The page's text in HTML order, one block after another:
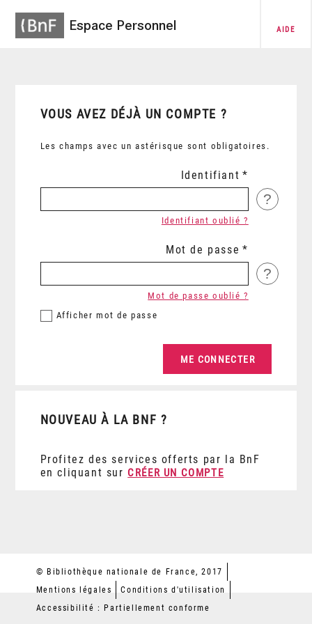
Espace Personnel AIDE
VOUS AVEZ DÉJÀ UN COMPTE ?
Les champs avec un astérisque sont obligatoires.
Identifiant
?
Identifiant oublié ?
Mot de passe
?
Afficher mot de passe
Mot de passe oublié ?
NOUVEAU À LA BNF ?
Profitez des services offerts par la BnF
en cliquant sur CRÉER UN COMPTE
© Bibliothèque nationale de France, 2017
Mentions légales
Conditions d'utilisation
Accessibilité : Partiellement conforme